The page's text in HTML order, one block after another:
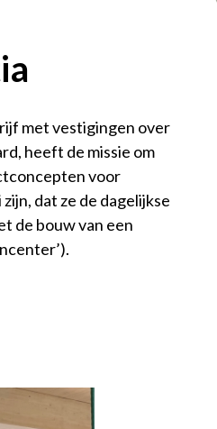
met vestigingen over
heeft de missie om
voor
dat ze de dagelijkse
de bouw van een